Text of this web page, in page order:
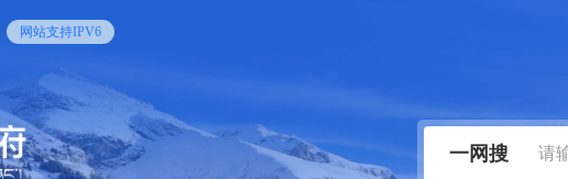
网站支持IPV6
一网搜